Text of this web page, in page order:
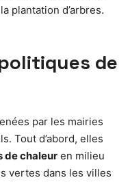
plantation d’arbres.
de
par les mairies
Tout d’abord, elles
de chaleur en milieu
vertes dans les villes